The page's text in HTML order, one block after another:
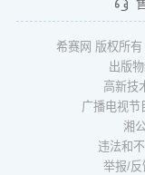
希赛网 版权所
出版
高新技
广播电视节
湘
违法和
举报/反